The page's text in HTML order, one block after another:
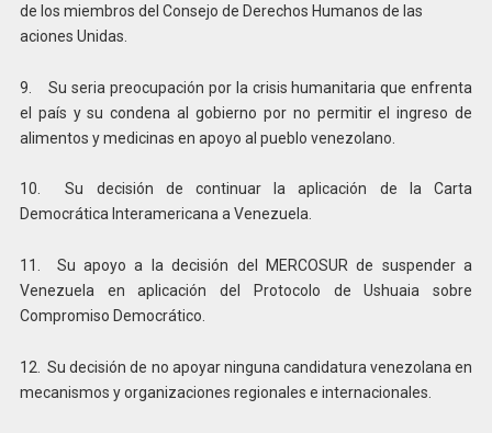
de los miembros del Consejo de Derechos Humanos de las
aciones Unidas.
9. Su seria preocupación por la crisis humanitaria que enfrenta
el país y su condena al gobierno por no permitir el ingreso de
alimentos y medicinas en apoyo al pueblo venezolano.
10. Su decisión de continuar la aplicación de la Carta
Democrática Interamericana a Venezuela.
11. Su apoyo a la decisión del MERCOSUR de suspender a
Venezuela en aplicación del Protocolo de Ushuaia sobre
Compromiso Democrático.
12. Su decisión de no apoyar ninguna candidatura venezolana en
mecanismos y organizaciones regionales e internacionales.